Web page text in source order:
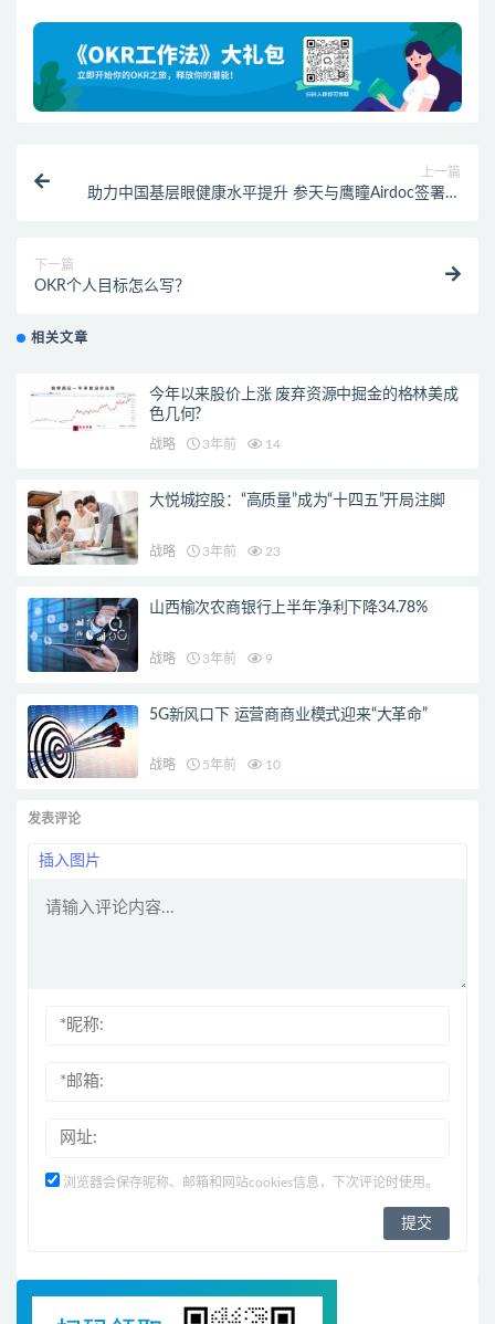
上一篇
助力中国基层眼健康水平提升 参天与鹰瞳Airdoc签署战
下一篇
OKR个人目标怎么写？
相关文章
今年以来股价上涨 废弃资源中掘金的格林美成
色几何?
战略 3年前 14
大悦城控股：“高质量”成为“十四五”开局注脚
战略 3年前 23
山西榆次农商银行上半年净利下降34.78%
战略 3年前 9
5G新风口下 运营商商业模式迎来“大革命”
战略 5年前 10
发表评论
插入图片
浏览器会保存昵称、邮箱和网站cookies信息，下次评论时使用。